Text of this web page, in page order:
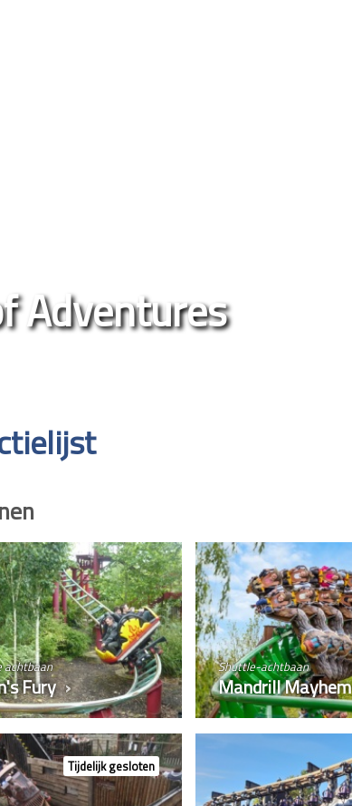
Adventures
achtbaan
Fury
Shuttle-achtbaan
Mandrill Mayhem
Tijdelijk gesloten